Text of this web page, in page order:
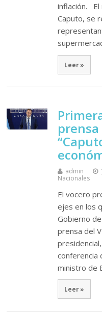
inflación. El
Caputo, se
Leer »
admin
Nacionales
El vocero
ejes en los
Gobierno
prensa del
conferencia
ministro de
Leer »